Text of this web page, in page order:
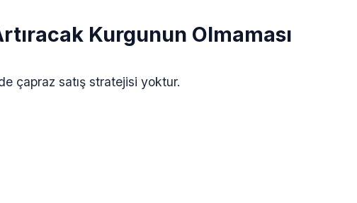
Kurgunun Olmaması
çapraz satış stratejisi yoktur.